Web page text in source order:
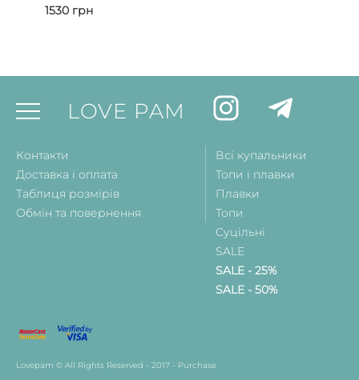
1530 грн
LOVE PAM
Контакти
Доставка і оплата
Таблиця розмірів
Обмін та повернення
Всі купальники
Топи і плавки
Плавки
Топи
Суцільні
SALE
SALE - 25%
SALE - 50%
Lovepam © All Rights Reserved - 2017 - Purchase